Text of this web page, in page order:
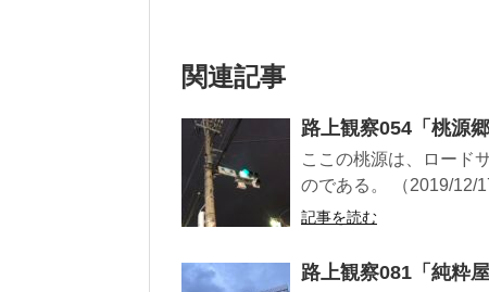
関連記事
路上観察054「桃源
ここの桃源は、ロード
のである。 （2019/12/
記事を読む
路上観察081「純粋屋